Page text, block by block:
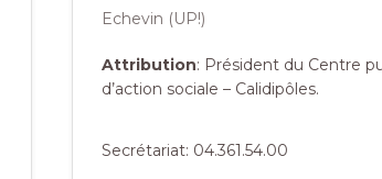
Echevin (UP!)
Attribution: Président du Centre
d’action sociale – Calidipôles.
Secrétariat: 04.361.54.00